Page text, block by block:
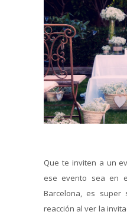
Que te inviten a un
ese evento sea en
Barcelona, es super
reacción al ver la